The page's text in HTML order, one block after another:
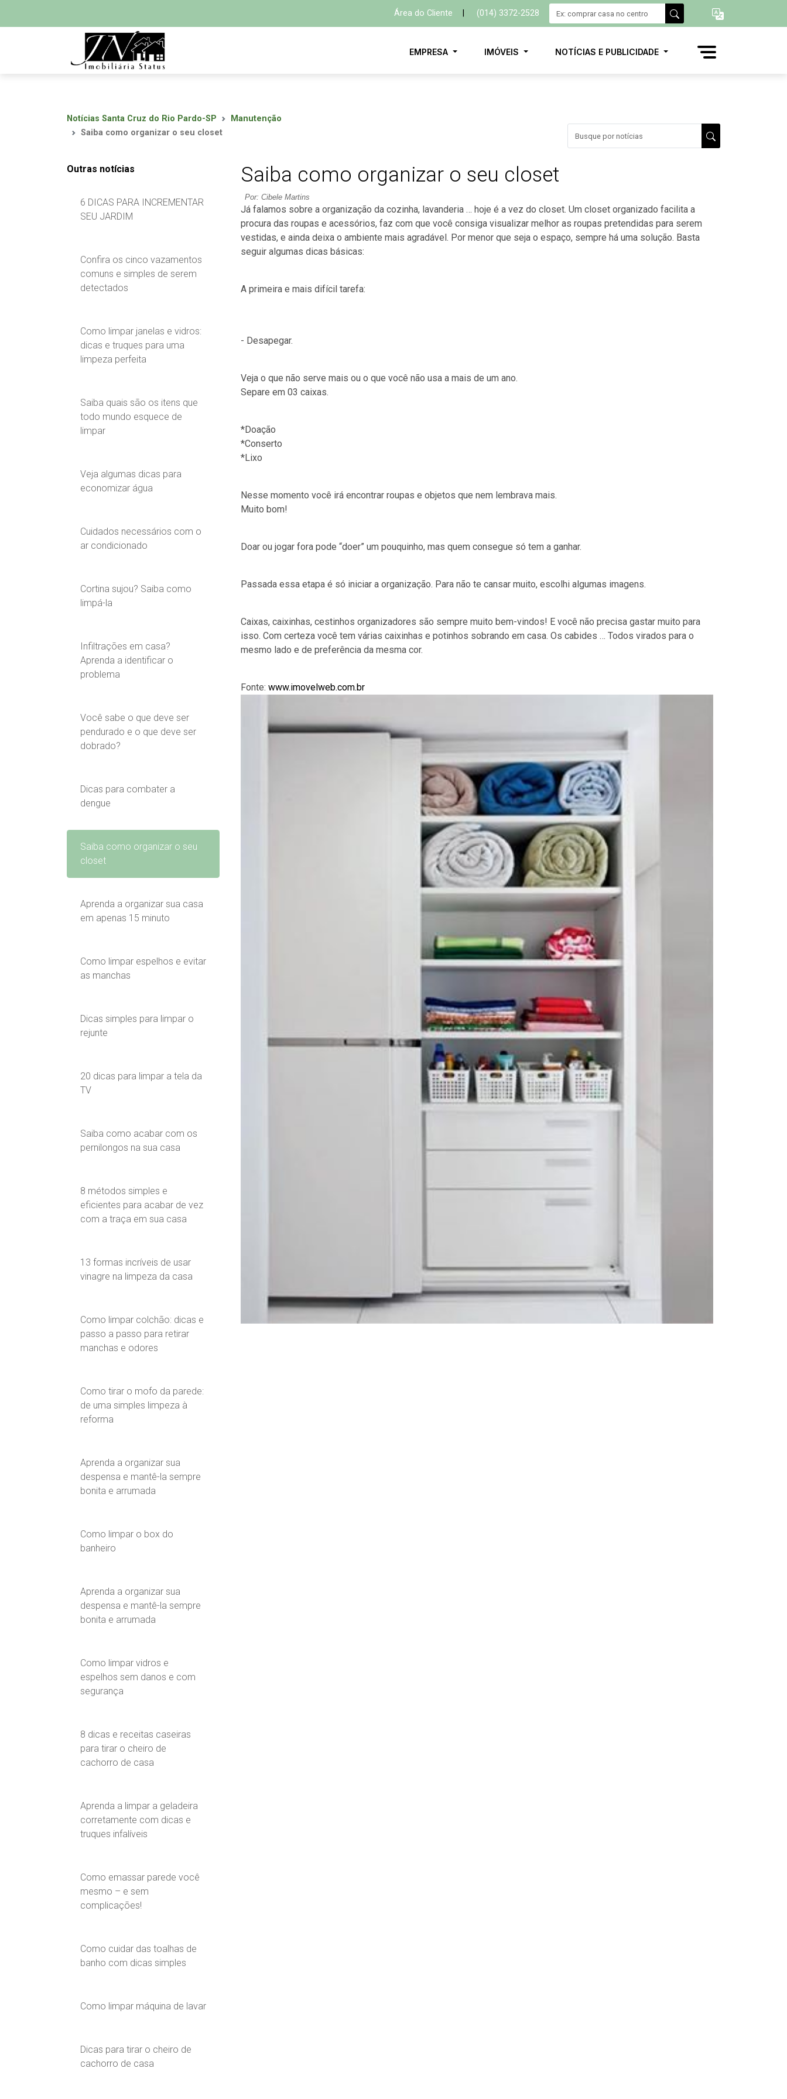
Área do Cliente (014) 3372-2528
EMPRESA IMÓVEIS NOTÍCIAS E PUBLICIDADE
Notícias Santa Cruz do Rio Pardo-SP
Manutenção
Saiba como organizar o seu closet
Outras notícias
6 DICAS PARA INCREMENTAR
SEU JARDIM
Confira os cinco vazamentos
comuns e simples de serem
detectados
Como limpar janelas e vidros:
dicas e truques para uma
limpeza perfeita
Saiba quais são os itens que
todo mundo esquece de
limpar
Veja algumas dicas para
economizar água
Cuidados necessários com o
ar condicionado
Cortina sujou? Saiba como
limpá-la
Infiltrações em casa?
Aprenda a identificar o
problema
Você sabe o que deve ser
pendurado e o que deve ser
dobrado?
Dicas para combater a
dengue
Saiba como organizar o seu
closet
Aprenda a organizar sua casa
em apenas 15 minuto
Como limpar espelhos e evitar
as manchas
Dicas simples para limpar o
rejunte
20 dicas para limpar a tela da
TV
Saiba como acabar com os
pernilongos na sua casa
8 métodos simples e
eficientes para acabar de vez
com a traça em sua casa
13 formas incríveis de usar
vinagre na limpeza da casa
Como limpar colchão: dicas e
passo a passo para retirar
manchas e odores
Como tirar o mofo da parede:
de uma simples limpeza à
reforma
Aprenda a organizar sua
despensa e mantê-la sempre
bonita e arrumada
Como limpar o box do
banheiro
Aprenda a organizar sua
despensa e mantê-la sempre
bonita e arrumada
Como limpar vidros e
espelhos sem danos e com
segurança
8 dicas e receitas caseiras
para tirar o cheiro de
cachorro de casa
Aprenda a limpar a geladeira
corretamente com dicas e
truques infalíveis
Como emassar parede você
mesmo – e sem
complicações!
Como cuidar das toalhas de
banho com dicas simples
Como limpar máquina de lavar
Dicas para tirar o cheiro de
cachorro de casa
Saiba como organizar o seu closet
Por: Cibele Martins
Já falamos sobre a organização da cozinha, lavanderia … hoje é a vez do closet. Um closet organizado facilita a
procura das roupas e acessórios, faz com que você consiga visualizar melhor as roupas pretendidas para serem
vestidas, e ainda deixa o ambiente mais agradável. Por menor que seja o espaço, sempre há uma solução. Basta
seguir algumas dicas básicas:
A primeira e mais difícil tarefa:
- Desapegar.
Veja o que não serve mais ou o que você não usa a mais de um ano.
Separe em 03 caixas.
*Doação
*Conserto
*Lixo
Nesse momento você irá encontrar roupas e objetos que nem lembrava mais.
Muito bom!
Doar ou jogar fora pode “doer” um pouquinho, mas quem consegue só tem a ganhar.
Passada essa etapa é só iniciar a organização. Para não te cansar muito, escolhi algumas imagens.
Caixas, caixinhas, cestinhos organizadores são sempre muito bem-vindos! E você não precisa gastar muito para
isso. Com certeza você tem várias caixinhas e potinhos sobrando em casa. Os cabides … Todos virados para o
mesmo lado e de preferência da mesma cor.
Fonte: www.imovelweb.com.br